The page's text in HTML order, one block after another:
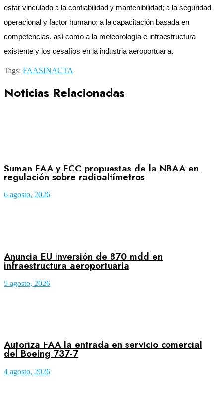
estar vinculado a la confiabilidad y mantenibilidad; a la seguridad
operacional y factor humano; a la capacitación basada en
competencias, así como a la meteorología e infraestructura
existente y los desafíos en la industria aeroportuaria.
Tags: FAASINACTA
Noticias Relacionadas
Suman FAA y FCC propuestas de la NBAA en
regulación sobre radioaltímetros
6 agosto, 2026
Anuncia EU inversión de 870 mdd en
infraestructura aeroportuaria
5 agosto, 2026
Autoriza FAA la entrada en servicio comercial
del Boeing 737-7
4 agosto, 2026